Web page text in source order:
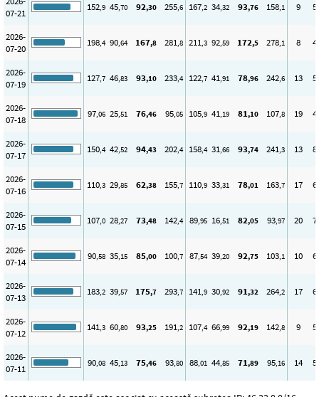
07-21
152,9 45,70 92,30 255,6 167,2 34,32 93,76 158,1 9 5
2026-
07-20
198,4 90,64 167,8 281,8 211,3 92,59 172,5 278,1 8 4
2026-
07-19
127,7 46,83 93,10 233,4 122,7 41,91 78,96 242,6 13 5
2026-
07-18
97,06 25,51 76,46 95,05 105,9 41,19 81,10 107,8 19 4
2026-
07-17
150,4 42,52 94,43 202,4 158,4 31,66 93,74 241,3 13 8
2026-
07-16
110,3 29,85 62,38 155,7 110,9 33,31 78,01 163,7 17 6
2026-
07-15
107,0 28,27 73,48 142,4 89,95 16,51 82,05 93,97 20 7
2026-
07-14
90,58 35,15 85,00 100,7 87,54 39,20 92,75 103,1 10 6
2026-
07-13
183,2 39,57 175,7 293,7 141,9 30,92 91,32 264,2 17 6
2026-
07-12
141,3 60,80 93,25 191,2 107,4 66,99 92,19 142,8 9 5
2026-
07-11
90,08 45,13 75,46 93,80 88,01 44,85 71,89 95,16 14 5